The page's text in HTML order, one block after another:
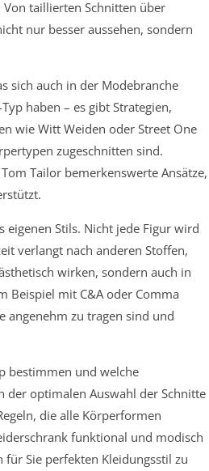
taillierten Schnitten über
nur besser aussehen, sondern
sich auch in der Modebranche
haben – es gibt Strategien,
wie Witt Weiden oder Street One
zugeschnitten sind.
Tailor bemerkenswerte Ansätze,
eigenen Stils. Nicht jede Figur wird
verlangt nach anderen Stoffen,
wirken, sondern auch in
Beispiel mit C&A oder Comma
angenehm zu tragen sind und
bestimmen und welche
der optimalen Auswahl der Schnitte
die alle Körperformen
funktional und modisch
für Sie perfekten Kleidungsstil zu